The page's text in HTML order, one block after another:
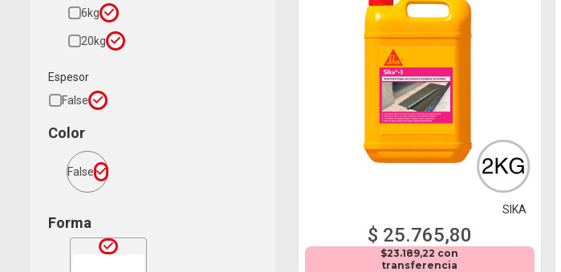
6kg
20kg
Espesor
False
Color
False
Forma
SIKA
$ 25.765,80
$23.189,22 con
transferencia